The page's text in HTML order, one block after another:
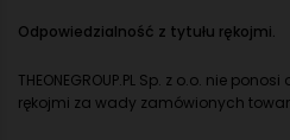
Odpowiedzialność z tytułu rękojmi.
THEONEGROUP.PL Sp. z o.o. nie
rękojmi za wady zamówionych